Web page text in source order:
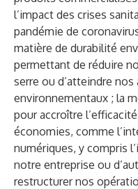
l’impact des crises
pandémie de
matière de durabilité
permettant de réduire
serre ou d’atteindre
environnementaux ; la
pour accroître
économies, comme
numériques, y compris
notre entreprise ou
restructurer nos